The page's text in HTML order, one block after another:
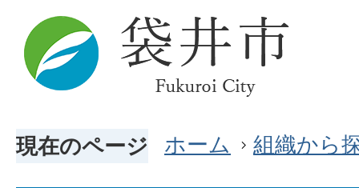
現在のページ ホーム 組織から